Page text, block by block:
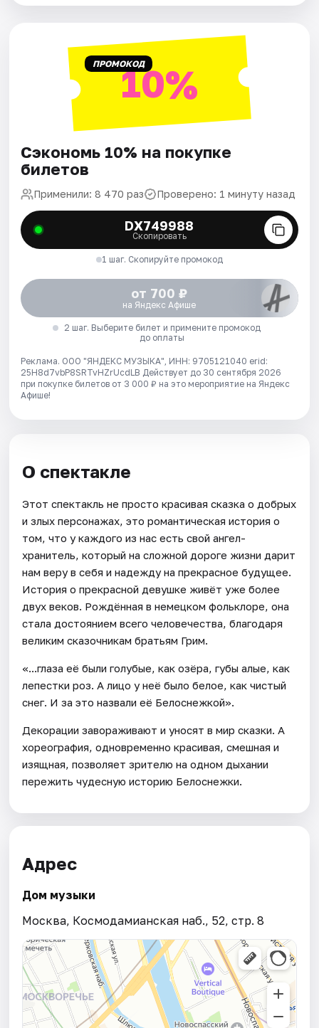
ПРОМОКОД10%
Сэкономь 10% на покупке
билетов
Применили: 8 470 раз Проверено: 1 минуту назад
DX749988
Скопировать
1 шаг. Скопируйте промокод
от 700 ₽
на Яндекс Афише
2 шаг. Выберите билет и примените промокод
до оплаты
Реклама. ООО "ЯНДЕКС МУЗЫКА", ИНН: 9705121040 erid:
25H8d7vbP8SRTvHZrUcdLB Действует до 30 сентября 2026
при покупке билетов от 3 000 ₽ на это мероприятие на Яндекс
Афише!
О спектакле
Этот спектакль не просто красивая сказка о добрых
и злых персонажах, это романтическая история о
том, что у каждого из нас есть свой ангел-
хранитель, который на сложной дороге жизни дарит
нам веру в себя и надежду на прекрасное будущее.
История о прекрасной девушке живёт уже более
двух веков. Рождённая в немецком фольклоре, она
стала достоянием всего человечества, благодаря
великим сказочникам братьям Грим.
«...глаза её были голубые, как озёра, губы алые, как
лепестки роз. А лицо у неё было белое, как чистый
снег. И за это назвали её Белоснежкой».
Декорации завораживают и уносят в мир сказки. А
хореография, одновременно красивая, смешная и
изящная, позволяет зрителю на одном дыхании
пережить чудесную историю Белоснежки.
Адрес
Дом музыки
Москва, Космодамианская наб., 52, стр. 8